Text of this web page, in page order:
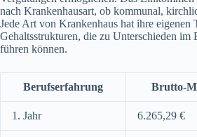
nach Krankenhausart, ob kommunal,
Jede Art von Krankenhaus hat ihre eigenen
Gehaltsstrukturen, die zu Unterschieden im
führen können.
Berufserfahrung Brutto-
1. Jahr 6.265,29 €